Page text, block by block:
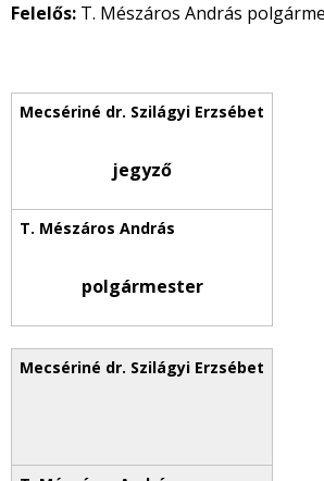
Felelős: T. Mészáros András
jegyző
polgármester